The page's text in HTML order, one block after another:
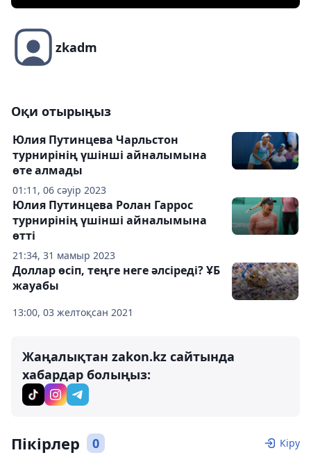
zkadm
Оқи отырыңыз
01:11, 06 сәуір 2023
Юлия Путинцева Чарльстон
турнирінің үшінші айналымына
өте алмады
21:34, 31 мамыр 2023
Юлия Путинцева Ролан Гаррос
турнирінің үшінші айналымына
өтті
13:00, 03 желтоқсан 2021
Доллар өсіп, теңге неге әлсіреді? ҰБ
жауабы
Жаңалықтан zakon.kz сайтында
хабардар болыңыз:
Пікірлер 0 Кіру